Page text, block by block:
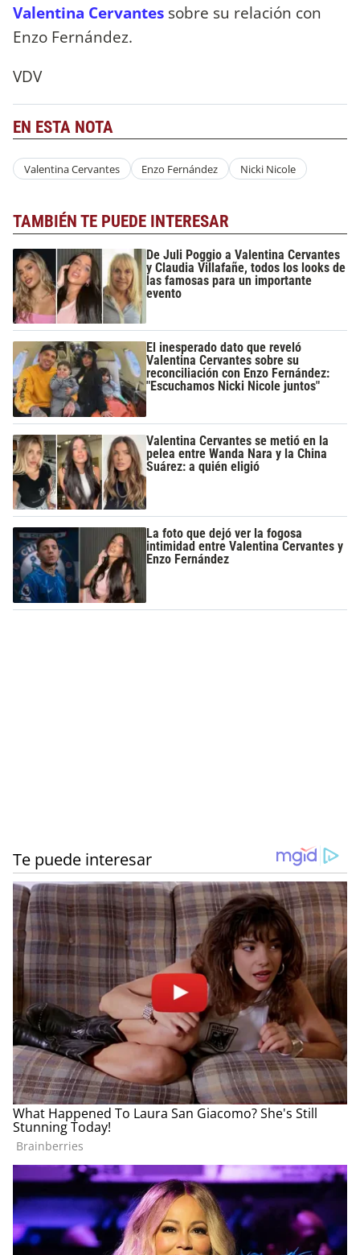
Valentina Cervantes sobre su relación con
Enzo Fernández.
VDV
EN ESTA NOTA
Valentina Cervantes Enzo Fernández Nicki Nicole
TAMBIÉN TE PUEDE INTERESAR
De Juli Poggio a Valentina Cervantes
y Claudia Villafañe, todos los looks de
las famosas para un importante
evento
El inesperado dato que reveló
Valentina Cervantes sobre su
reconciliación con Enzo Fernández:
"Escuchamos Nicki Nicole juntos"
Valentina Cervantes se metió en la
pelea entre Wanda Nara y la China
Suárez: a quién eligió
La foto que dejó ver la fogosa
intimidad entre Valentina Cervantes y
Enzo Fernández